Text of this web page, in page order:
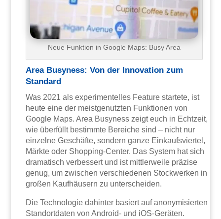
Neue Funktion in Google Maps: Busy Area
Area Busyness: Von der Innovation zum
Standard
Was 2021 als experimentelles Feature startete, ist
heute eine der meistgenutzten Funktionen von
Google Maps. Area Busyness zeigt euch in Echtzeit,
wie überfüllt bestimmte Bereiche sind – nicht nur
einzelne Geschäfte, sondern ganze Einkaufsviertel,
Märkte oder Shopping-Center. Das System hat sich
dramatisch verbessert und ist mittlerweile präzise
genug, um zwischen verschiedenen Stockwerken in
großen Kaufhäusern zu unterscheiden.
Die Technologie dahinter basiert auf anonymisierten
Standortdaten von Android- und iOS-Geräten.